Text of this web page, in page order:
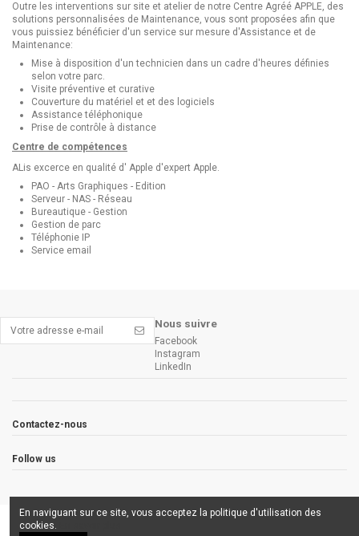
Outre les interventions sur site et atelier de notre Centre Agréé APPLE, des
solutions personnalisées de Maintenance, vous sont proposées afin que
vous puissiez bénéficier d'un service sur mesure d'Assistance et de
Maintenance:
Mise à disposition d'un technicien dans un cadre d'heures définies
selon votre parc.
Visite préventive et curative
Couverture du matériel et et des logiciels
Assistance téléphonique
Prise de contrôle à distance
Centre de compétences
ALis excerce en qualité d' Apple d'expert Apple.
PAO - Arts Graphiques - Edition
Serveur - NAS - Réseau
Bureautique - Gestion
Gestion de parc
Téléphonie IP
Service email
Nous suivre
Facebook
Instagram
LinkedIn
Contactez-nous
Follow us
En naviguant sur ce site, vous acceptez la politique d'utilisation des
cookies.